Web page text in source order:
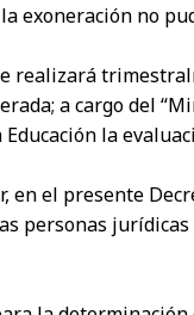
exoneración no
realizará
a cargo del
la
en el presente
personas